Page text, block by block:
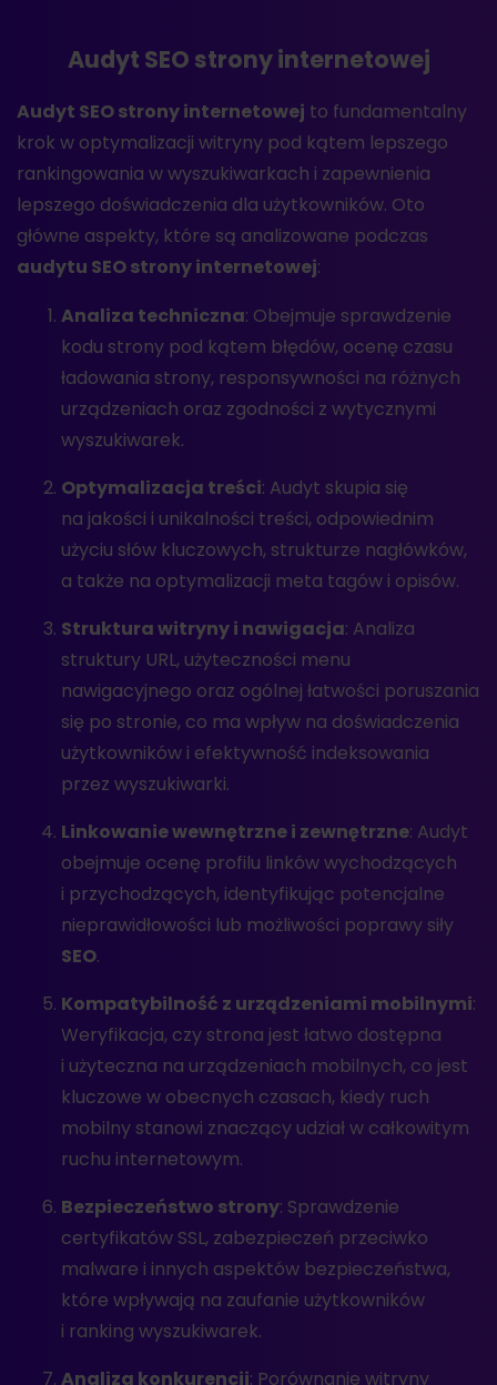
Audyt SEO strony internetowej
Audyt SEO strony internetowej to fundamentalny
krok w optymalizacji witryny pod kątem lepszego
rankingowania w wyszukiwarkach i zapewnienia
lepszego doświadczenia dla użytkowników. Oto
główne aspekty, które są analizowane podczas
audytu SEO strony internetowej:
Analiza techniczna: Obejmuje sprawdzenie
kodu strony pod kątem błędów, ocenę czasu
ładowania strony, responsywności na różnych
urządzeniach oraz zgodności z wytycznymi
wyszukiwarek.
Optymalizacja treści: Audyt skupia się
na jakości i unikalności treści, odpowiednim
użyciu słów kluczowych, strukturze nagłówków,
a także na optymalizacji meta tagów i opisów.
Struktura witryny i nawigacja: Analiza
struktury URL, użyteczności menu
nawigacyjnego oraz ogólnej łatwości poruszania
się po stronie, co ma wpływ na doświadczenia
użytkowników i efektywność indeksowania
przez wyszukiwarki.
Linkowanie wewnętrzne i zewnętrzne: Audyt
obejmuje ocenę profilu linków wychodzących
i przychodzących, identyfikując potencjalne
nieprawidłowości lub możliwości poprawy siły
SEO.
Kompatybilność z urządzeniami mobilnymi:
Weryfikacja, czy strona jest łatwo dostępna
i użyteczna na urządzeniach mobilnych, co jest
kluczowe w obecnych czasach, kiedy ruch
mobilny stanowi znaczący udział w całkowitym
ruchu internetowym.
Bezpieczeństwo strony: Sprawdzenie
certyfikatów SSL, zabezpieczeń przeciwko
malware i innych aspektów bezpieczeństwa,
które wpływają na zaufanie użytkowników
i ranking wyszukiwarek.
Analiza konkurencji: Porównanie witryny